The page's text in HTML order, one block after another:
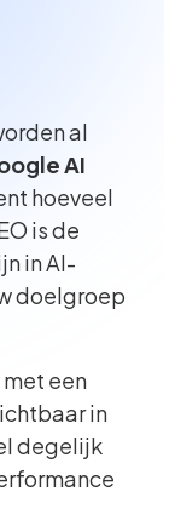
al
AI
hoeveel
is de
in AI-
doelgroep
een
in
degelijk